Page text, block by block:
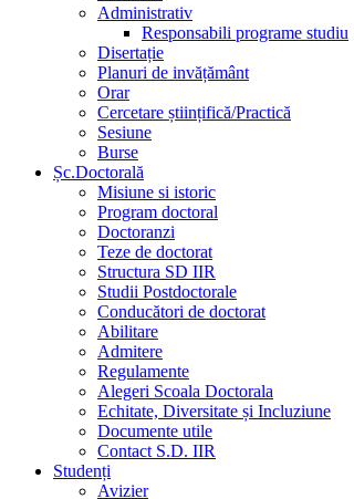
Administrativ
Responsabili programe studiu
Disertație
Planuri de invățământ
Orar
Cercetare științifică/Practică
Sesiune
Burse
Șc.Doctorală
Misiune si istoric
Program doctoral
Doctoranzi
Teze de doctorat
Structura SD IIR
Studii Postdoctorale
Conducători de doctorat
Abilitare
Admitere
Regulamente
Alegeri Scoala Doctorala
Echitate, Diversitate și Incluziune
Documente utile
Contact S.D. IIR
Studenți
Avizier